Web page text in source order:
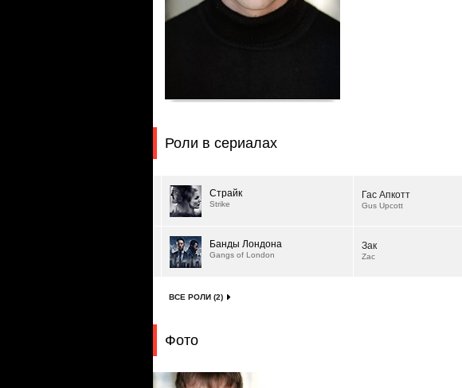
Роли в сериалах
Страйк
Strike
Гас Апкотт
Gus Upcott
Банды Лондона
Gangs of London
Зак
Zac
ВСЕ РОЛИ (2)
Фото